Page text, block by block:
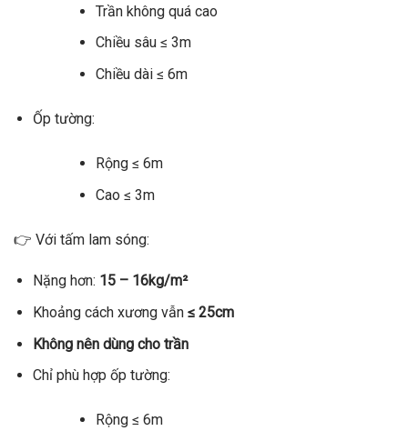
Trần không quá cao
Chiều sâu ≤ 3m
Chiều dài ≤ 6m
Ốp tường:
Rộng ≤ 6m
Cao ≤ 3m
👉 Với tấm lam sóng:
Nặng hơn: 15 – 16kg/m²
Khoảng cách xương vẫn ≤ 25cm
Không nên dùng cho trần
Chỉ phù hợp ốp tường:
Rộng ≤ 6m